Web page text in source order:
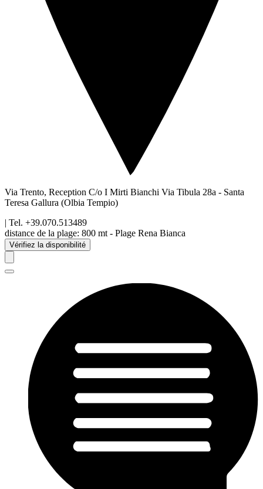
Via Trento, Reception C/o I Mirti Bianchi Via Tibula 28a - Santa
Teresa Gallura (Olbia Tempio)
| Tel. +39.070.513489
distance de la plage: 800 mt - Plage Rena Bianca
Vérifiez la disponibilité